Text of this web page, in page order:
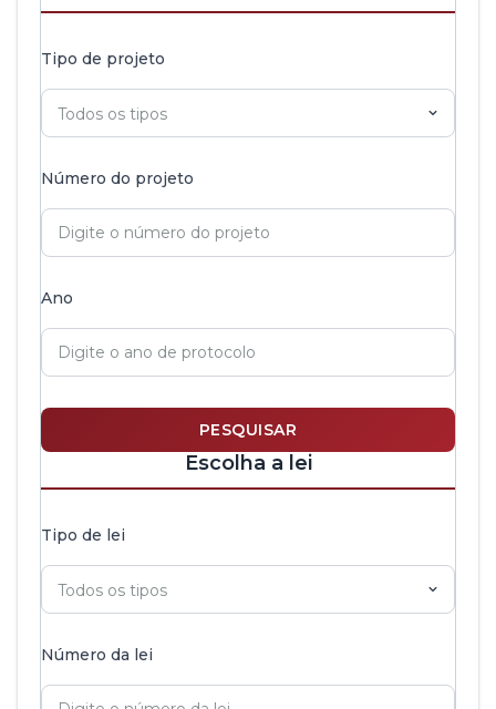
Tipo de projeto
Número do projeto
Ano
PESQUISAR
Escolha a lei
Tipo de lei
Número da lei